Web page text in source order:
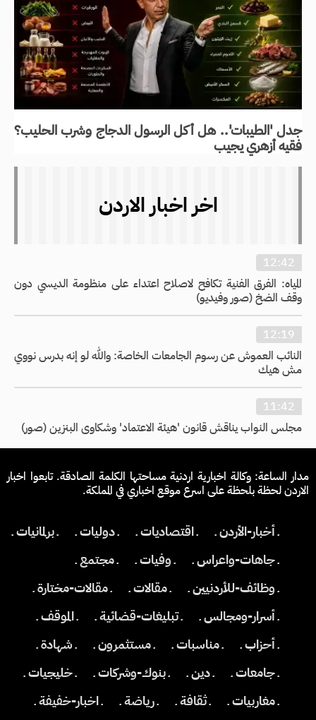
جدل 'الطيبات'.. هل أكل الرسول الدجاج وشرب الحليب؟
فقيه أزهري يجيب
اخر اخبار الاردن
12:42
المياه: الفرق الفنية تكافح لاصلاح اعتداء على منظومة الديسي دون
وقف الضخ (صور وفيديو)
12:19
النائب العموش عن رسوم الجامعات الخاصة: والله لو إنه بدرس نووي
مش هيك
11:42
مجلس النواب يناقش قانون 'هيئة الاعتماد' وشكاوى البنزين (صور)
مدار الساعة: وكالة اخبارية اردنية مساحتها الكلمة الصادقة. تابعوا اخبار
الاردن لحظة بلحظة على اسرع موقع اخباري في المملكة.
ـ أخبار-الأردن ـ ـ اقتصاديات ـ ـ دوليات ـ
ـ برلمانيات ـ
ـ جاهات-واعراس ـ
ـ وفيات ـ
ـ مجتمع ـ
ـ وظائف-للأردنيين ـ
ـ مقالات ـ
ـ مقالات-مختارة ـ
ـ أسرار-ومجالس ـ
ـ تبليغات-قضائية ـ
ـ الموقف ـ
ـ أحزاب ـ
ـ مناسبات ـ ـ مستثمرون ـ
ـ شهادة ـ
ـ جامعات ـ
ـ دين ـ ـ بنوك-وشركات ـ
ـ خليجيات ـ
ـ مغاربيات ـ
ـ ثقافة ـ ـ رياضة ـ
ـ اخبار-خفيفة ـ